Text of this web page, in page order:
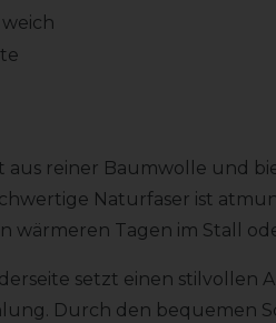
aus reiner Baumwolle und
Naturfaser ist
wärmeren Tagen im Stall
setzt einen stilvollen
Durch den bequemen